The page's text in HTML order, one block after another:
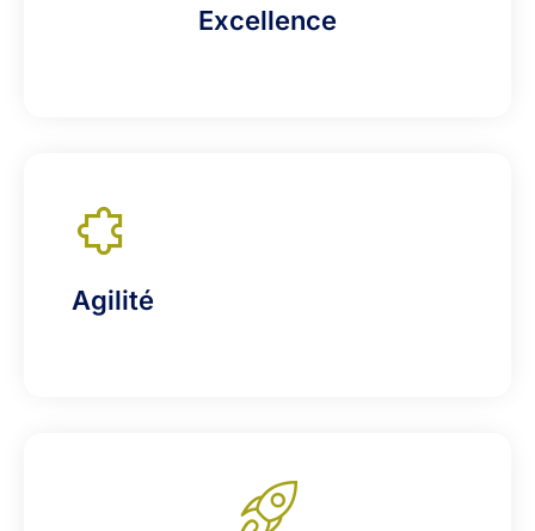
Excellence
Agilité